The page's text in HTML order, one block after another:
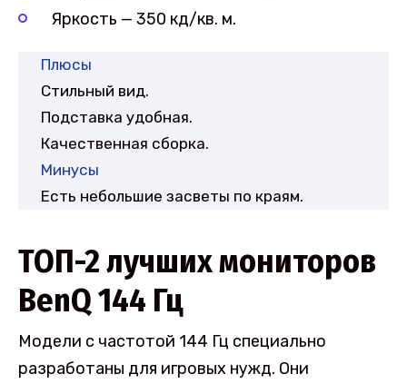
Яркость — 350 кд/кв. м.
Плюсы
Стильный вид.
Подставка удобная.
Качественная сборка.
Минусы
Есть небольшие засветы по краям.
ТОП-2 лучших мониторов
BenQ 144 Гц
Модели с частотой 144 Гц специально
разработаны для игровых нужд. Они